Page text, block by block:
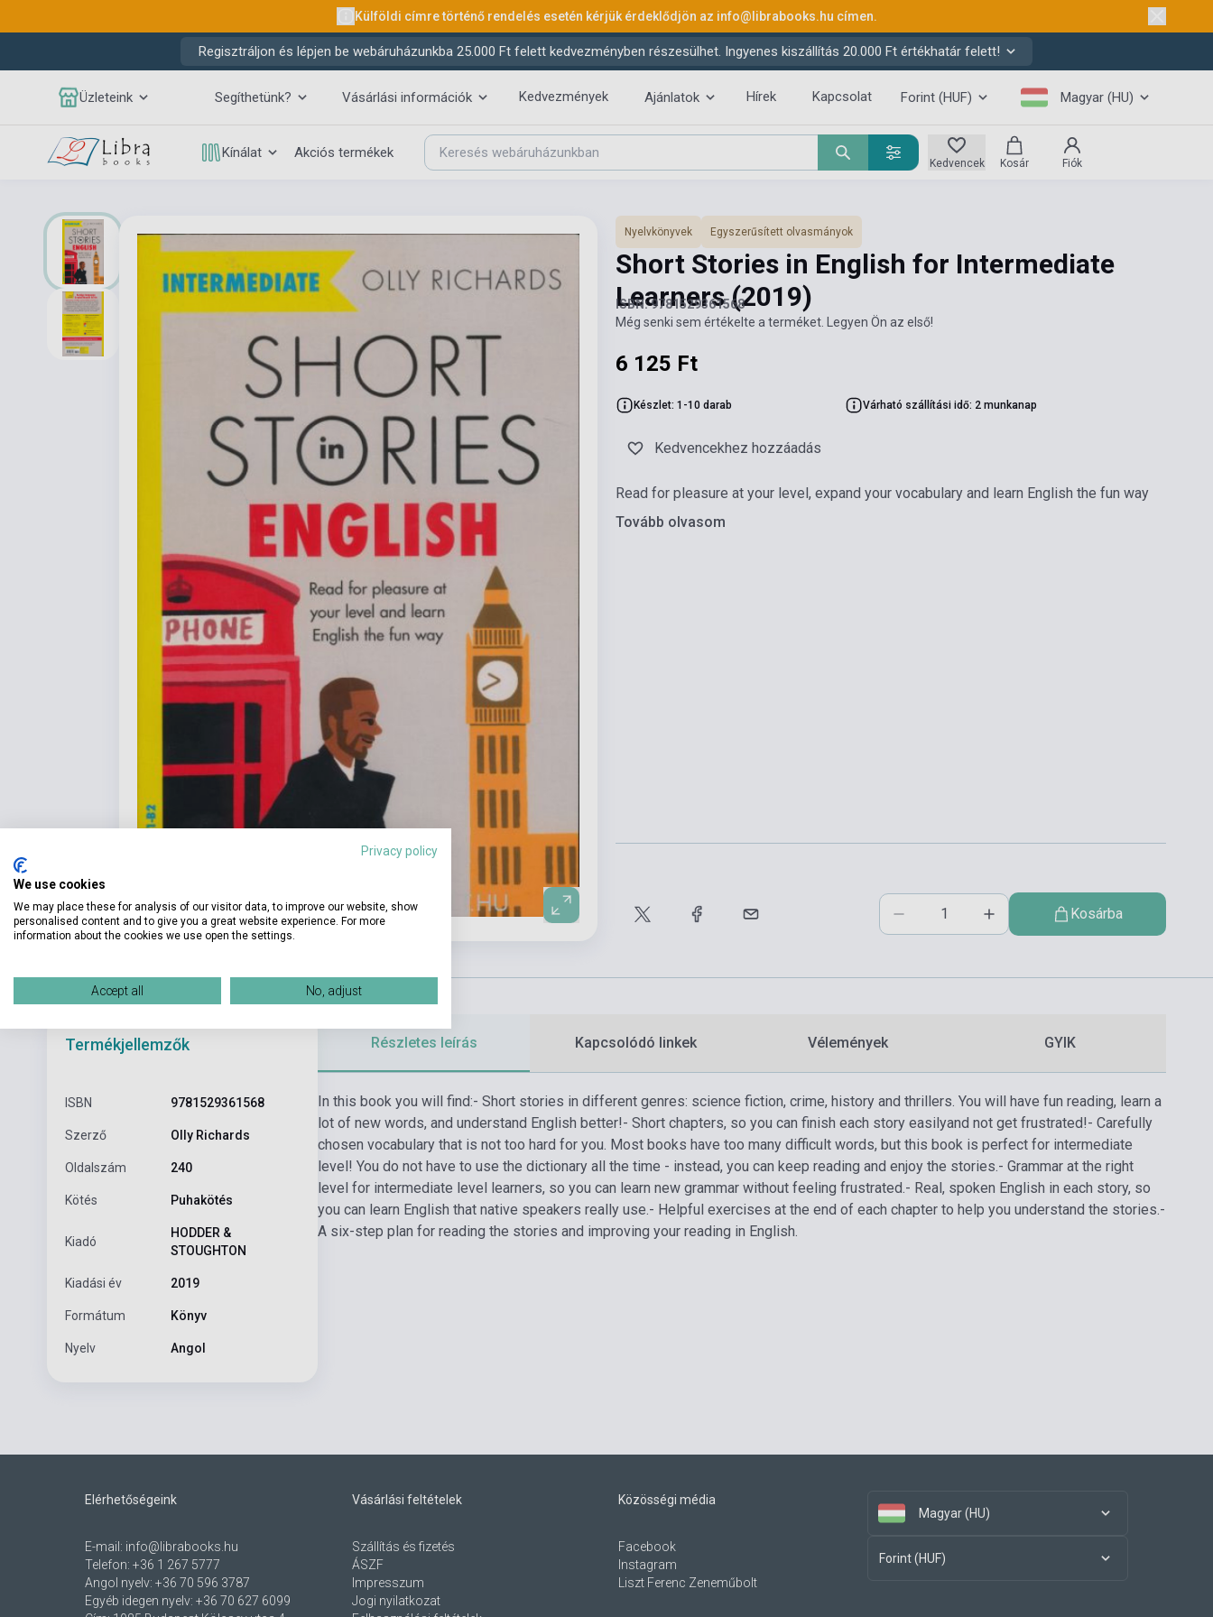
Külföldi címre történő rendelés esetén kérjük érdeklődjön az info@librabooks.hu címen.
Regisztráljon és lépjen be webáruházunkba 25.000 Ft felett kedvezményben részesülhet. Ingyenes kiszállítás 20.000 Ft értékhatár felett!
Üzleteink Segíthetünk? Vásárlási információk Kedvezmények Ajánlatok Hírek Kapcsolat Forint (HUF) Magyar (HU)
Kínálat Akciós termékek
Kedvencek Kosár Fiók
Nyelvkönyvek Egyszerűsített olvasmányok
Short Stories in English for Intermediate
Learners(2019)
ISBN: 9781529361568
Még senki sem értékelte a terméket. Legyen Ön az első!
6 125 Ft
Készlet: 1-10 darab Várható szállítási idő: 2 munkanap
Kedvencekhez hozzáadás
Read for pleasure at your level, expand your vocabulary and learn English the fun way
Tovább olvasom
Kosárba
Termékjellemzők
ISBN 9781529361568
Szerző Olly Richards
Oldalszám 240
Kötés Puhakötés
Kiadó
HODDER &
STOUGHTON
Kiadási év 2019
Formátum Könyv
Nyelv Angol
Részletes leírás Kapcsolódó linkek Vélemények GYIK
In this book you will find:- Short stories in different genres: science fiction, crime, history and thrillers. You will have fun reading, learn a
lot of new words, and understand English better!- Short chapters, so you can finish each story easilyand not get frustrated!- Carefully
chosen vocabulary that is not too hard for you. Most books have too many difficult words, but this book is perfect for intermediate
level! You do not have to use the dictionary all the time - instead, you can keep reading and enjoy the stories. - Grammar at the right
level for intermediate level learners, so you can learn new grammar without feeling frustrated. - Real, spoken English in each story, so
you can learn English that native speakers really use. - Helpful exercises at the end of each chapter to help you understand the stories. -
A six-step plan for reading the stories and improving your reading in English.
Elérhetőségeink
E-mail: info@librabooks.hu
Telefon: +36 1 267 5777
Angol nyelv: +36 70 596 3787
Egyéb idegen nyelv: +36 70 627 6099
Vásárlási feltételek
Szállítás és fizetés
ÁSZF
Impresszum
Jogi nyilatkozat
Közösségi média
Facebook
Instagram
Liszt Ferenc Zeneműbolt
Magyar (HU)
Forint (HUF)
Privacy policy
We use cookies
We may place these for analysis of our visitor data, to improve our website, show
personalised content and to give you a great website experience. For more
information about the cookies we use open the settings.
Accept all No, adjust